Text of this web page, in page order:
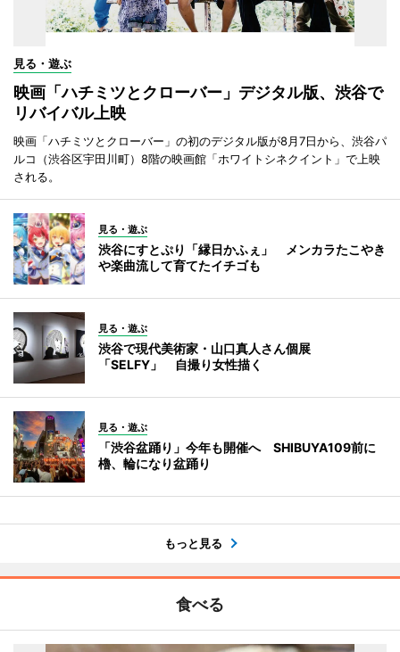
見る・遊ぶ
映画「ハチミツとクローバー」デジタル版、渋谷で
リバイバル上映
映画「ハチミツとクローバー」の初のデジタル版が8月7日から、渋谷パ
ルコ（渋谷区宇田川町）8階の映画館「ホワイトシネクイント」で上映
される。
見る・遊ぶ
渋谷にすとぷり「縁日かふぇ」 メンカラたこやき
や楽曲流して育てたイチゴも
見る・遊ぶ
渋谷で現代美術家・山口真人さん個展
「SELFY」 自撮り女性描く
見る・遊ぶ
「渋谷盆踊り」今年も開催へ SHIBUYA109前に
櫓、輪になり盆踊り
もっと見る
食べる